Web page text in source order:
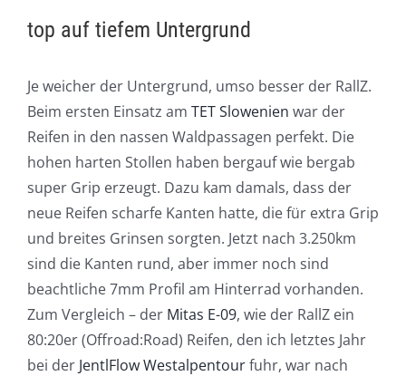
top auf tiefem Untergrund
Je weicher der Untergrund, umso besser der RallZ.
Beim ersten Einsatz am TET Slowenien war der
Reifen in den nassen Waldpassagen perfekt. Die
hohen harten Stollen haben bergauf wie bergab
super Grip erzeugt. Dazu kam damals, dass der
neue Reifen scharfe Kanten hatte, die für extra Grip
und breites Grinsen sorgten. Jetzt nach 3.250km
sind die Kanten rund, aber immer noch sind
beachtliche 7mm Profil am Hinterrad vorhanden.
Zum Vergleich – der Mitas E-09, wie der RallZ ein
80:20er (Offroad:Road) Reifen, den ich letztes Jahr
bei der JentlFlow Westalpentourfuhr, war nach